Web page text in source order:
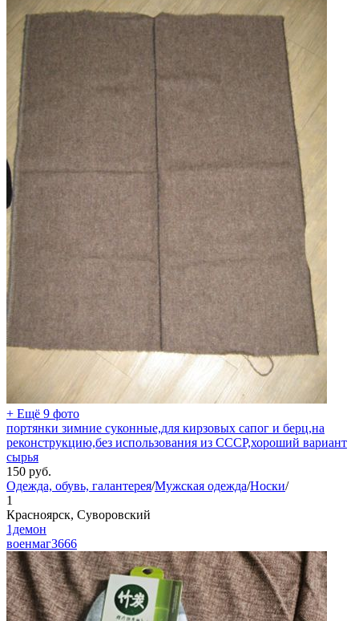
+ Ещё 9 фото
портянки зимние суконные,для кирзовых сапог и берц,на
реконструкцию,без использования из СССР,хороший вариант
сырья
150 руб.
Одежда, обувь, галантерея/Мужская одежда/Носки/
1
Красноярск, Суворовский
1демон
военмаг3666